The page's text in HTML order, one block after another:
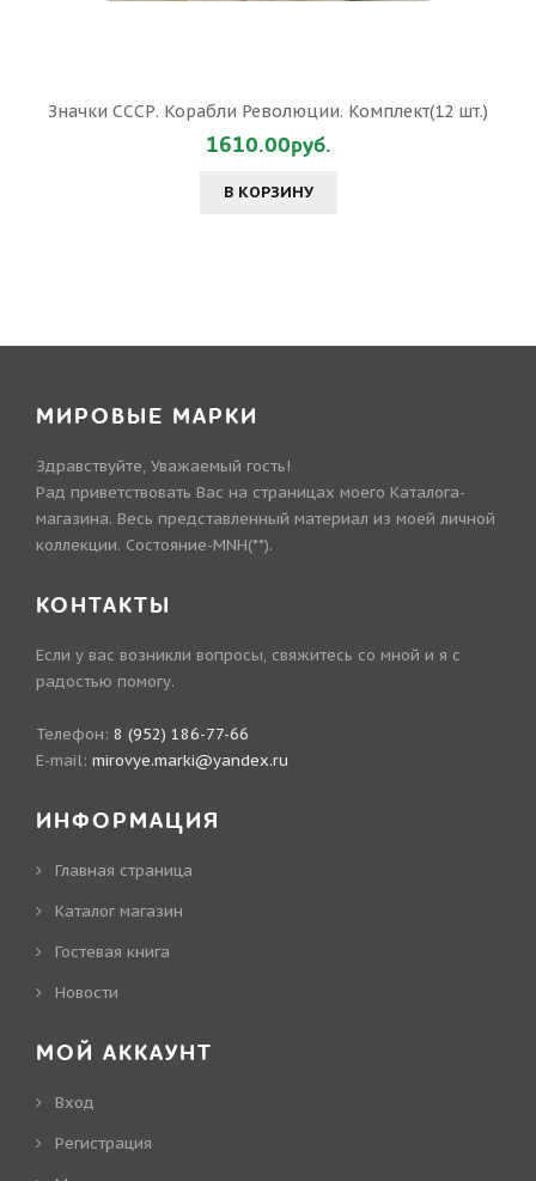
Значки СССР. Корабли Революции. Комплект(12 шт.)
1610.00руб.
В КОРЗИНУ
МИРОВЫЕ МАРКИ
Здравствуйте, Уважаемый гость!
Рад приветствовать Вас на страницах моего Каталога-
магазина. Весь представленный материал из моей личной
коллекции. Состояние-MNH(**).
КОНТАКТЫ
Если у вас возникли вопросы, свяжитесь со мной и я с
радостью помогу.
Телефон: 8 (952) 186-77-66
E-mail: mirovye.marki@yandex.ru
ИНФОРМАЦИЯ
Главная страница
Каталог магазин
Гостевая книга
Новости
МОЙ АККАУНТ
Вход
Регистрация